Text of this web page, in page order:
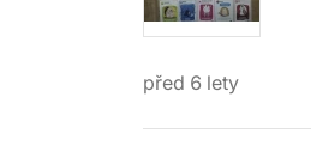
před 6 lety